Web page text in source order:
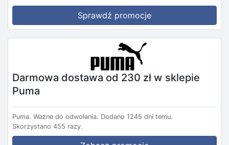
Sprawdź promocje
Darmowa dostawa od 230 zł w sklepie
Puma
Puma. Ważne do odwołania. Dodano 1245 dni temu.
Skorzystano 455 razy.